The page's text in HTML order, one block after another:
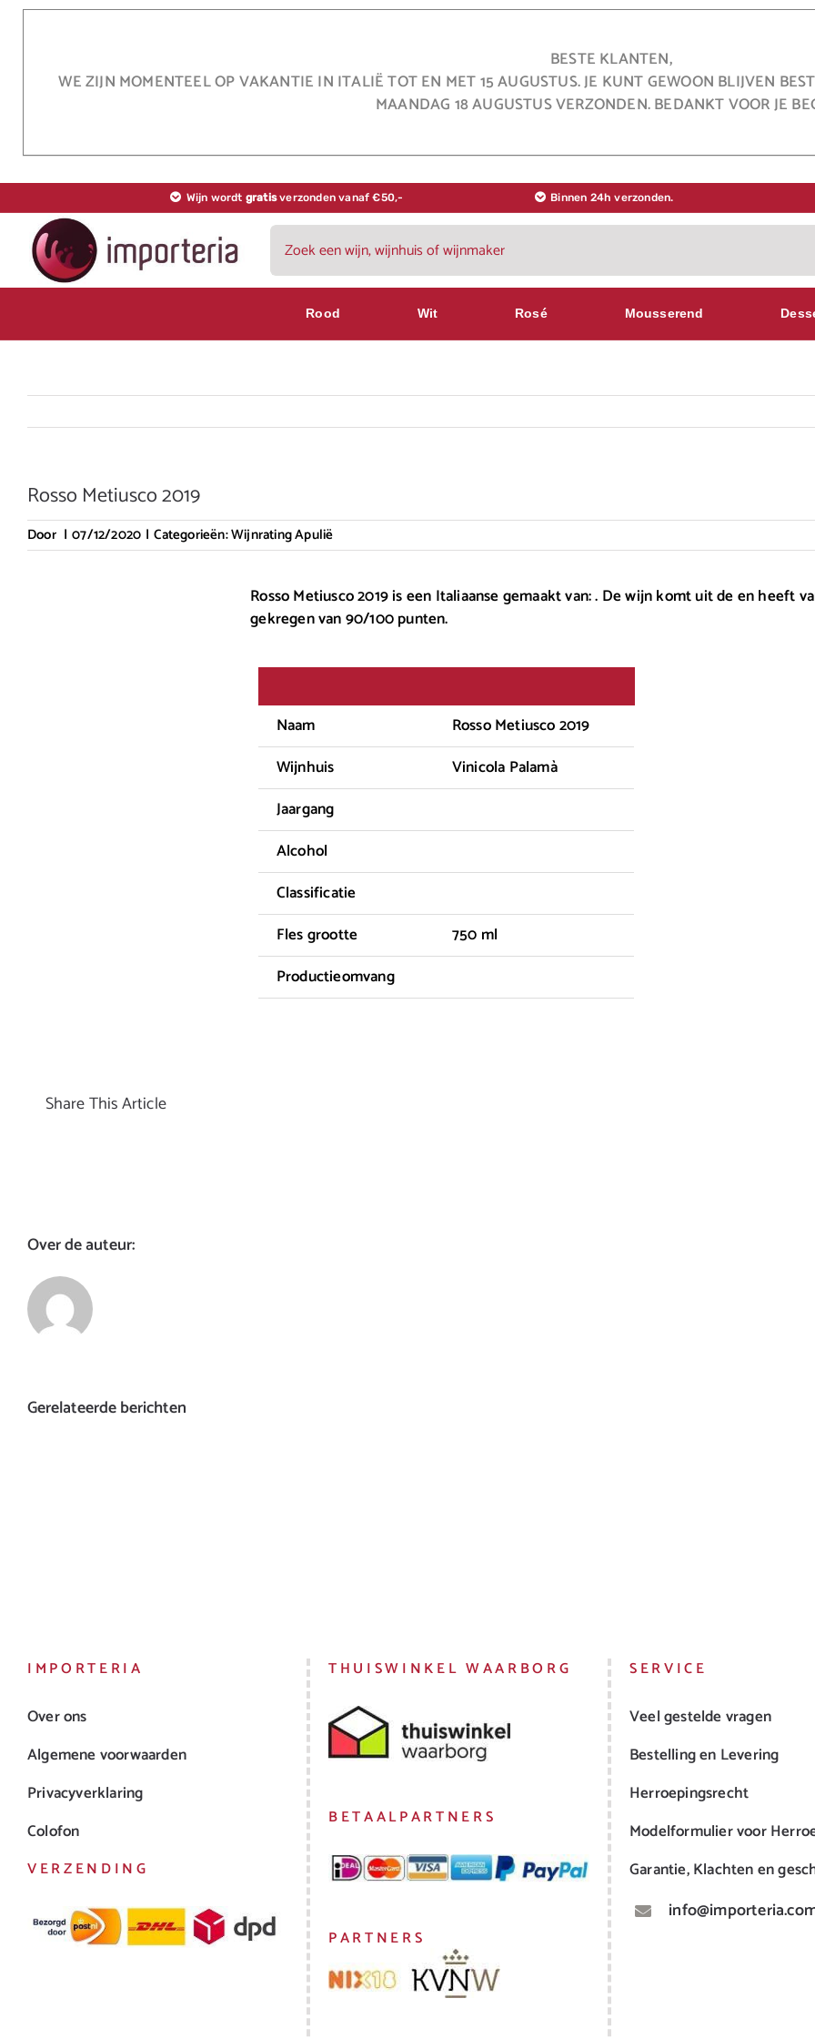
BESTE KLANTEN,
WE ZIJN MOMENTEEL OP VAKANTIE IN ITALIË TOT EN MET 15 AUGUSTUS. JE KUNT GEWOON BLIJVEN
MAANDAG 18 AUGUSTUS VERZONDEN. BEDANKT VOOR JE
Wijn wordt gratisverzonden vanaf €50,- Binnen 24h verzonden.
Zoeken
naar:
Rood Wit Rosé Mousserend
Rosso Metiusco 2019
Door | 07/12/2020 | Categorieën:Wijnrating Apulië
Rosso Metiusco 2019 is een Italiaanse gemaakt van: . De wijn komt uit de en heeft
gekregen van 90/100 punten.
Naam
Rosso Metiusco 2019
Wijnhuis
Vinicola Palamà
Jaargang
Alcohol
Classificatie
Fles grootte
750 ml
Productieomvang
Share This Article
Over de auteur:
Gerelateerde berichten
IMPORTERIA
Over ons
Algemene voorwaarden
Privacyverklaring
Colofon
VERZENDING
THUISWINKEL WAARBORG
BETAALPARTNERS
PARTNERS
SERVICE
Veel gestelde vragen
Bestelling en Levering
Herroepingsrecht
Modelformulier voor
Garantie, Klachten en